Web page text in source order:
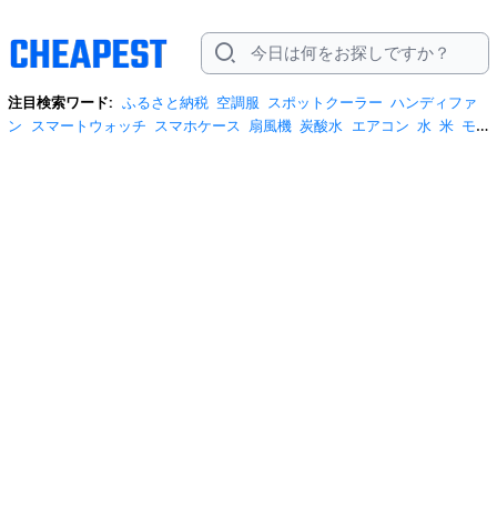
注目検索ワード: ふるさと納税 空調服 スポットクーラー ハンディファ
ン スマートウォッチ スマホケース 扇風機 炭酸水 エアコン 水 米 モ